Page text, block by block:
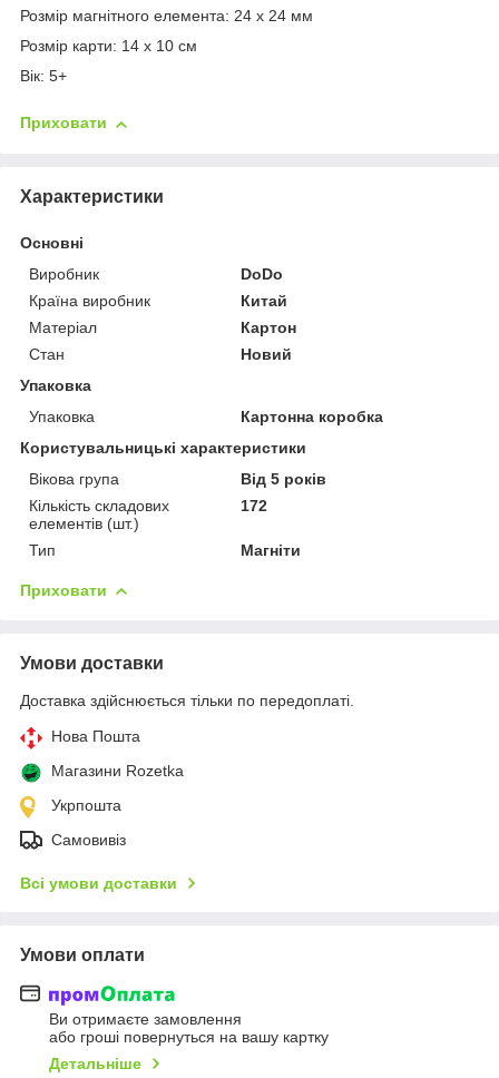
Розмір магнітного елемента: 24 x 24 мм
Розмір карти: 14 x 10 см
Вік: 5+
Приховати
Характеристики
Основні
Виробник
DoDo
Країна виробник
Китай
Матеріал
Картон
Стан
Новий
Упаковка
Упаковка
Картонна коробка
Користувальницькі характеристики
Вікова група
Від 5 років
Кількість складових
елементів (шт.)
172
Тип Магніти
Приховати
Умови доставки
Доставка здійснюється тільки по передоплаті.
Нова Пошта
Магазини Rozetka
Укрпошта
Самовивіз
Всі умови доставки
Умови оплати
Ви отримаєте замовлення
або гроші повернуться на вашу картку
Детальніше